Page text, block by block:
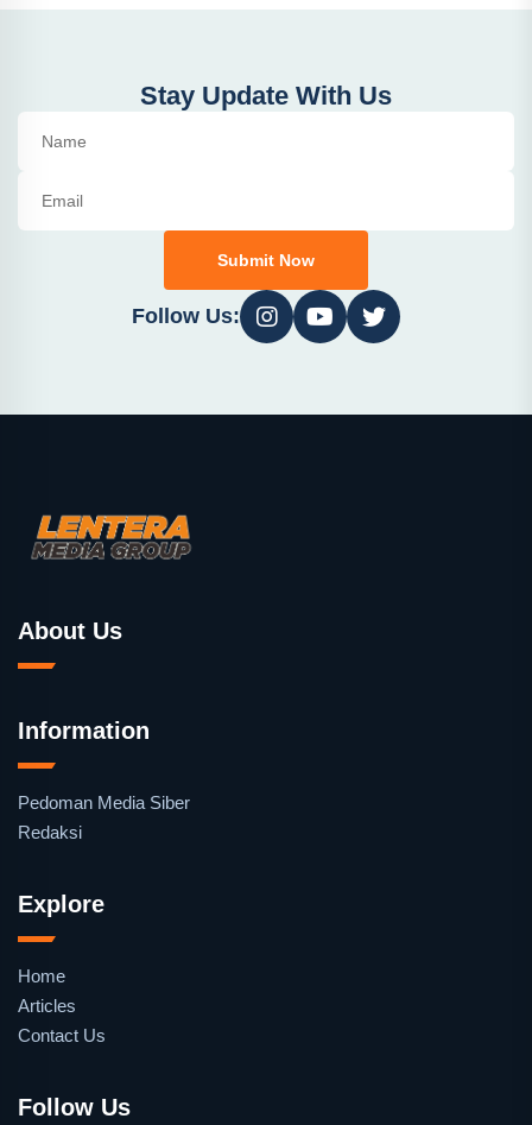
Stay Update With Us
Submit Now
Follow Us:
About Us
Information
Pedoman Media Siber
Redaksi
Explore
Home
Articles
Contact Us
Follow Us